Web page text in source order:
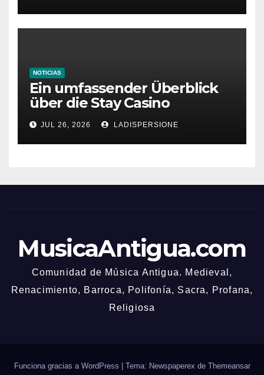
NOTICIAS
Ein umfassender Überblick
über die Stay Casino
Bonusbedingungen
JUL 26, 2026 LADISPERSIONE
MusicaAntigua.com
Comunidad de Música Antigua. Medieval,
Renacimiento, Barroca, Polifonía, Sacra, Profana,
Religiosa
Funciona gracias a WordPress Tema: Newspaperex de Themeansar